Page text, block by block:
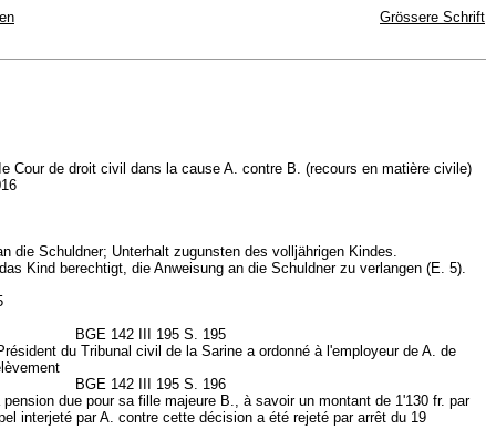
Grössere Schrift
Cour de droit civil dans la cause A. contre B. (recours en matière civile)
die Schuldner; Unterhalt zugunsten des volljährigen Kindes.
Kind berechtigt, die Anweisung an die Schuldner zu verlangen (E. 5).
BGE 142 III 195 S. 195
du Tribunal civil de la Sarine a ordonné à l'employeur de A. de
BGE 142 III 195 S. 196
due pour sa fille majeure B., à savoir un montant de 1'130 fr. par
interjeté par A. contre cette décision a été rejeté par arrêt du 19